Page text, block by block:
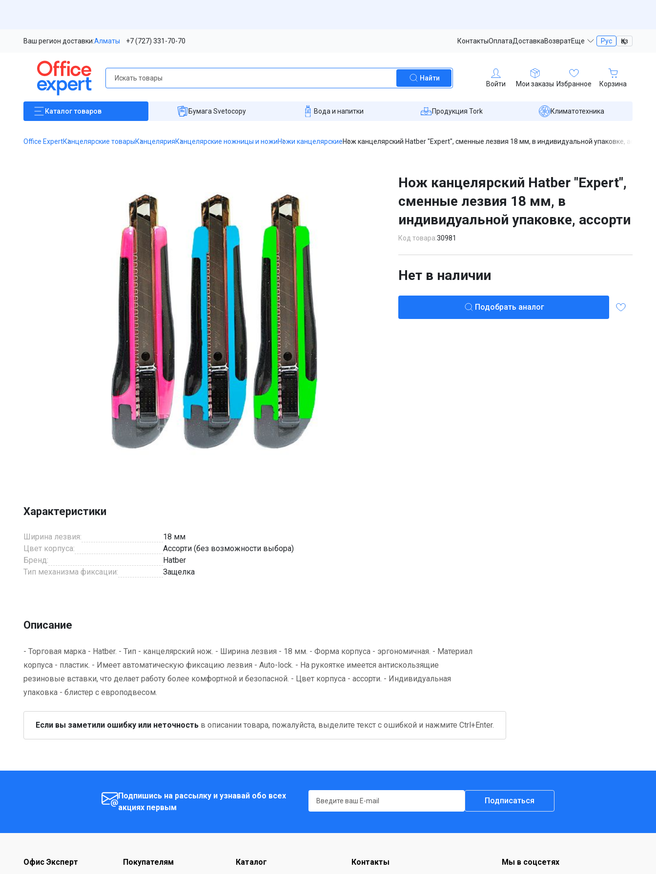
Ваш регион доставки:Алматы +7 (727) 331-70-70 КонтактыОплатаДоставкаВозвратЕще Рус Қаз
Найти
Войти Мои заказы Избранное Корзина
Каталогтоваров Бумага Svetocopy Вода и напитки Продукция Tork Климатотехника
Office ExpertКанцелярские товарыКанцелярияКанцелярские ножницы и ножиНожи канцелярскиеНож канцелярский Hatber "Expert", сменные лезвия 18 мм, в индивидуальной упаковке, ассорти
1
Нож канцелярский Hatber "Expert",
сменные лезвия 18 мм, в
индивидуальной упаковке, ассорти
Код товара:30981
Нет в наличии
Подобрать аналог
Характеристики
Ширина лезвия:
18 мм
Цвет корпуса:
Ассорти (без возможности выбора)
Бренд:
Hatber
Тип механизма фиксации:
Защелка
Описание
- Торговая марка - Hatber. - Тип - канцелярский нож. - Ширина лезвия - 18 мм. - Форма корпуса - эргономичная. - Материал
корпуса - пластик. - Имеет автоматическую фиксацию лезвия - Auto-lock. - На рукоятке имеется антискользящие
резиновые вставки, что делает работу более комфортной и безопасной. - Цвет корпуса - ассорти. - Индивидуальная
упаковка - блистер с европодвесом.
Если вы заметили ошибку или неточность в описании товара, пожалуйста, выделите текст с ошибкой и нажмите Ctrl+Enter.
Подпишись на рассылку и узнавай обо всех
акциях первым
Подписаться
Офис Эксперт Покупателям Каталог Контакты Мы в соцсетях